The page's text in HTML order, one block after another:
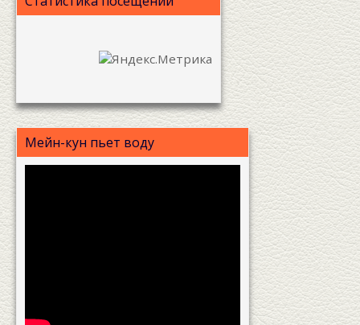
Мейн-кун пьет воду